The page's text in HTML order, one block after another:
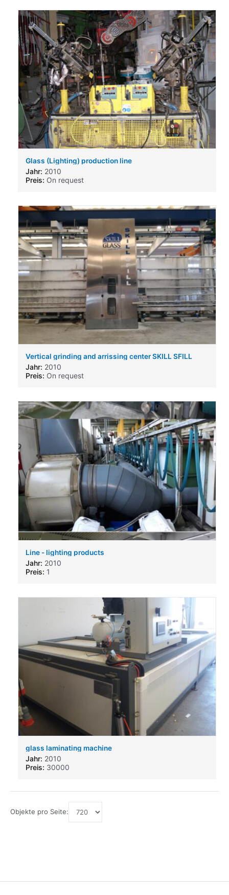
Glass (Lighting) production line
Jahr: 2010
Preis: On request
Vertical grinding and arrissing center SKILL SFILL
6000x3210
Jahr: 2010
Preis: On request
Line - lighting products
Jahr: 2010
Preis: 1
glass laminating machine
Jahr: 2010
Preis: 30000
Objekte pro Seite: